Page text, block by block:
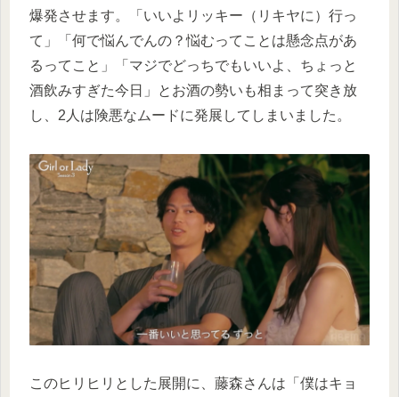
爆発させます。「いいよリッキー（リキヤに）行っ
て」「何で悩んでんの？悩むってことは懸念点があ
るってこと」「マジでどっちでもいいよ、ちょっと
酒飲みすぎた今日」とお酒の勢いも相まって突き放
し、2人は険悪なムードに発展してしまいました。
このヒリヒリとした展開に、藤森さんは「僕はキョ